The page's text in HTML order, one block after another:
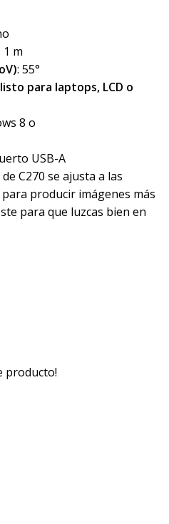
1 m
: 55°
para laptops, LCD o
8 o
USB-A
C270 se ajusta a las
producir imágenes más
para que luzcas bien en
producto!